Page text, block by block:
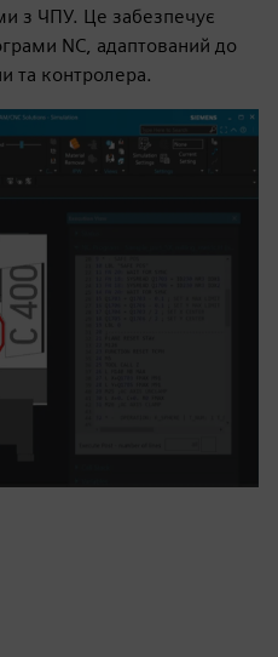
з ЧПУ. Це забезпечує
NC, адаптований до
та контролера.